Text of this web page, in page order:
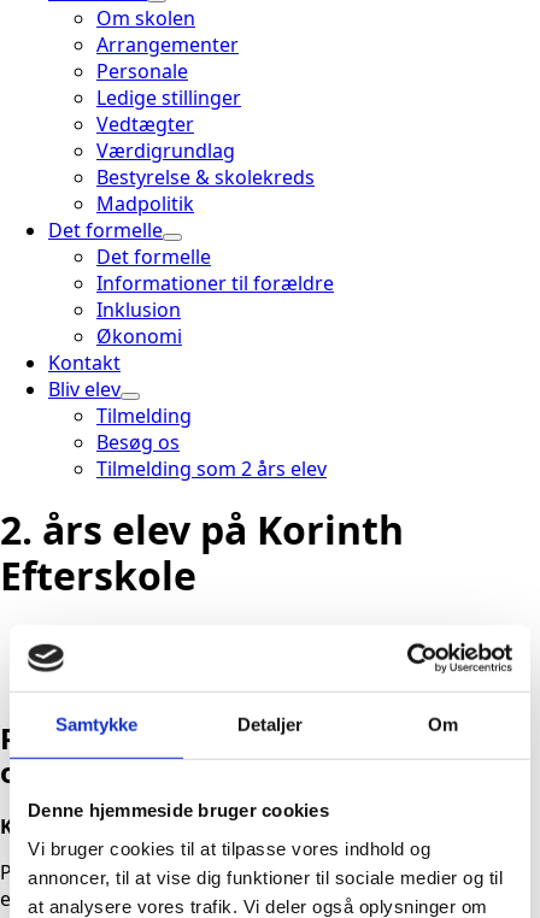
Samtykke Detaljer Om
Denne hjemmeside bruger cookies
Vi bruger cookies til at tilpasse vores indhold og
annoncer, til at vise dig funktioner til sociale medier og til
at analysere vores trafik. Vi deler også oplysninger om
Om skolen
Arrangementer
Personale
Ledige stillinger
Vedtægter
Værdigrundlag
Bestyrelse & skolekreds
Madpolitik
Det formelle
Det formelle
Informationer til forældre
Inklusion
Økonomi
Kontakt
Bliv elev
Tilmelding
Besøg os
Tilmelding som 2 års elev
2. års elev på Korinth
Efterskole
Praktiske
oplysninger
Kære 9. klasse
På Korinth Efterskole har du mulighed for at være 2. års
elev, og oktober-november er tiden til overvejelser om